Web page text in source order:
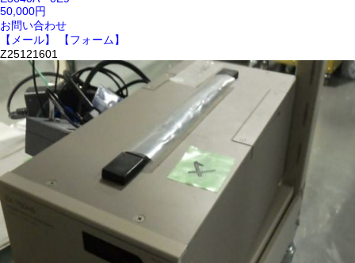
50,000円
お問い合わせ
【メール】
【フォーム】
Z25121601